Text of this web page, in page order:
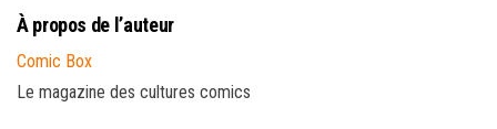
À propos de l’auteur
Comic Box
Le magazine des cultures comics